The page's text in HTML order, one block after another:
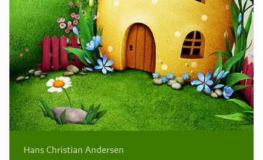
Hans Christian Andersen